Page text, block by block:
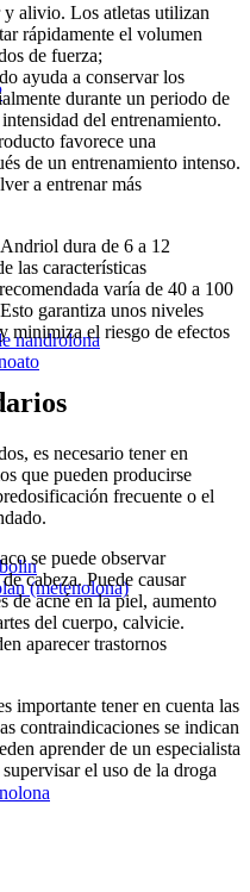
nandrolona
(metenolona)
y alivio. Los atletas utilizan
rápidamente el volumen
de fuerza;
ayuda a conservar los
durante un periodo de
del entrenamiento.
favorece una
de un entrenamiento intenso.
a entrenar más
dura de 6 a 12
las características
varía de 40 a 100
garantiza unos niveles
minimiza el riesgo de efectos
es necesario tener en
que pueden producirse
frecuente o el
se puede observar
cabeza. Puede causar
de acné en la piel, aumento
del cuerpo, calvicie.
aparecer trastornos
importante tener en cuenta las
contraindicaciones se indican
aprender de un especialista
el uso de la droga